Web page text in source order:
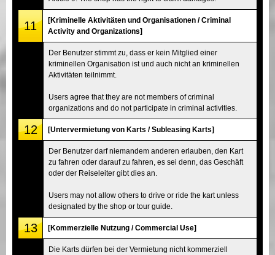
11
[Kriminelle Aktivitäten und Organisationen / Criminal
Activity and Organizations]
Der Benutzer stimmt zu, dass er kein Mitglied einer
kriminellen Organisation ist und auch nicht an kriminellen
Aktivitäten teilnimmt.
Users agree that they are not members of criminal
organizations and do not participate in criminal activities.
12 [Untervermietung von Karts / Subleasing Karts]
Der Benutzer darf niemandem anderen erlauben, den Kart
zu fahren oder darauf zu fahren, es sei denn, das Geschäft
oder der Reiseleiter gibt dies an.
Users may not allow others to drive or ride the kart unless
designated by the shop or tour guide.
13 [Kommerzielle Nutzung / Commercial Use]
Die Karts dürfen bei der Vermietung nicht kommerziell